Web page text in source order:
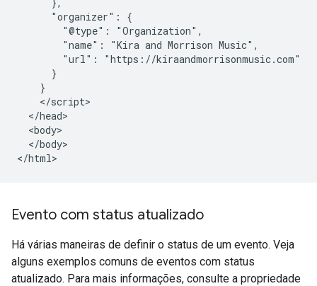
      "organizer": {
        "@type": "Organization",
        "name": "Kira and Morrison Music",
        "url": "https://kiraandmorrisonmusic.com"
      }
    }
    </script>
  </head>
  <body>
  </body>
</html>
Evento com status atualizado
Há várias maneiras de definir o status de um evento. Veja
alguns exemplos comuns de eventos com status
atualizado. Para mais informações, consulte a propriedade